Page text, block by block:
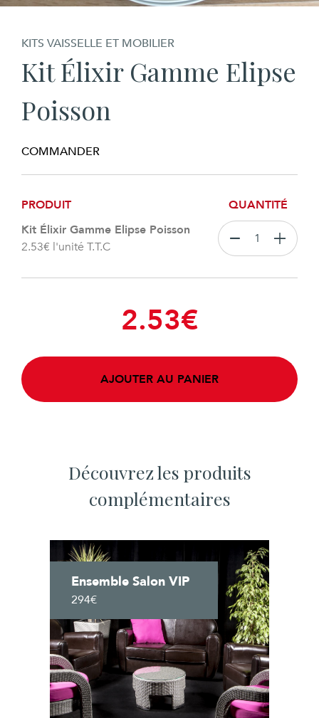
KITS VAISSELLE ET MOBILIER
Kit Élixir Gamme Elipse
Poisson
COMMANDER
PRODUIT
QUANTITÉ
Kit Élixir Gamme Elipse Poisson
2.53€ l'unité T.T.C
2.53€
AJOUTER AU PANIER
Découvrez les produits
complémentaires
Ensemble Salon VIP
294€